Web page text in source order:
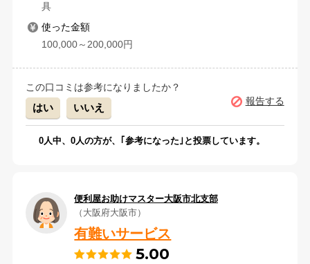
具
使った金額
100,000～200,000円
この口コミは参考になりましたか？
はい いいえ
報告する
0人中、0人の方が、｢参考になった｣と投票しています。
便利屋お助けマスター大阪市北支部
（大阪府大阪市）
有難いサービス
5.00